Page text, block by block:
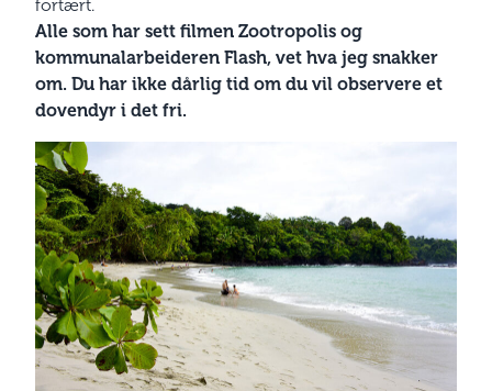
fortært.
Alle som har sett filmen Zootropolis og
kommunalarbeideren Flash, vet hva jeg snakker
om. Du har ikke dårlig tid om du vil observere et
dovendyr i det fri.